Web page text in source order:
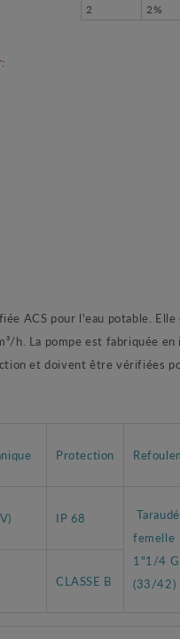
2
2%
ACS pour l'eau potable.
h. La pompe est fabriquée en
et doivent être vérifiées
Protection
IP 68
Taraudé
femelle
1"1/4 G
(33/42)
CLASSE B